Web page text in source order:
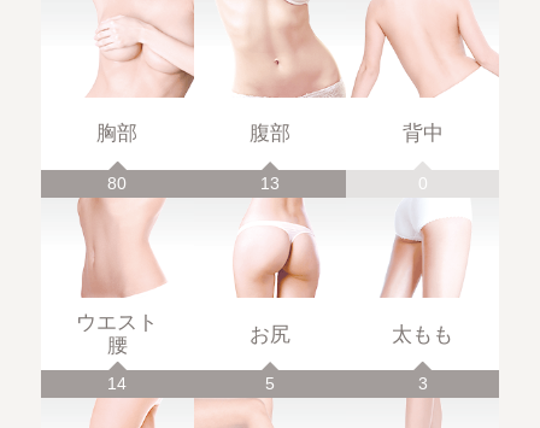
胸部
80
腹部
13
背中
0
ウエスト
腰
14
お尻
5
太もも
3